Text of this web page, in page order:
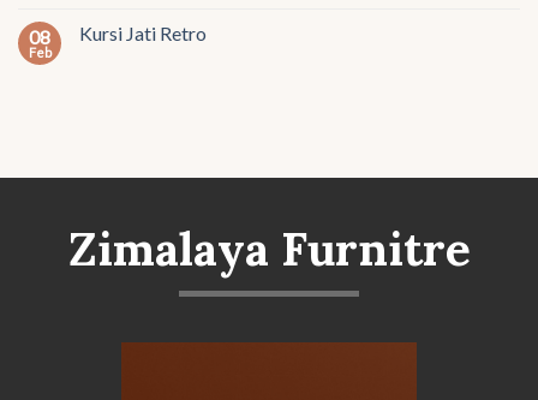
08
Feb
Kursi Jati Retro
Zimalaya Furnitre